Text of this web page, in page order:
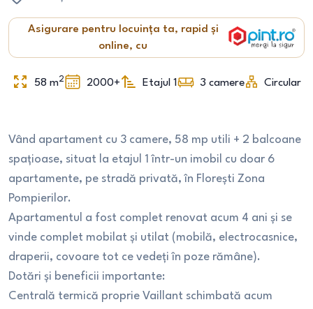
Asigurare pentru locuința ta, rapid și
online, cu
58 m2 2000+ Etajul 1 3 camere Circular
Vând apartament cu 3 camere, 58 mp utili + 2 balcoane
spațioase, situat la etajul 1 într-un imobil cu doar 6
apartamente, pe stradă privată, în Florești Zona
Pompierilor.
Apartamentul a fost complet renovat acum 4 ani și se
vinde complet mobilat și utilat (mobilă, electrocasnice,
draperii, covoare tot ce vedeți în poze rămâne).
Dotări și beneficii importante:
Centrală termică proprie Vaillant schimbată acum